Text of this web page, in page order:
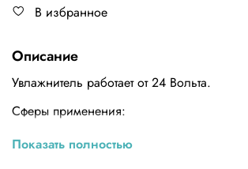
В избранное
Описание
Увлажнитель работает от 24 Вольта.
Сферы применения:
растениеводство (гидропонные и
установки, локальное увлажнение
Показать полностью